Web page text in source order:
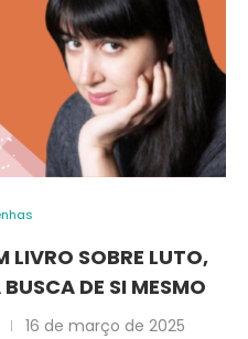
LIVRO SOBRE LUTO,
DE SI MESMO
16 de março de 2025